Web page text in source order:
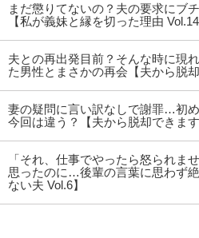
まだ懲りてないの？夫の要求にブ
【私が義妹と縁を切った理由
夫との再出発目前？そんな時に現
た男性とまさかの再会【夫から脱
妻の疑問に言い訳なしで謝罪…初
今回は違う？【夫から脱却できます
「それ、仕事でやったら怒られま
思ったのに…後輩の言葉に思わず
ない夫 Vol.6】